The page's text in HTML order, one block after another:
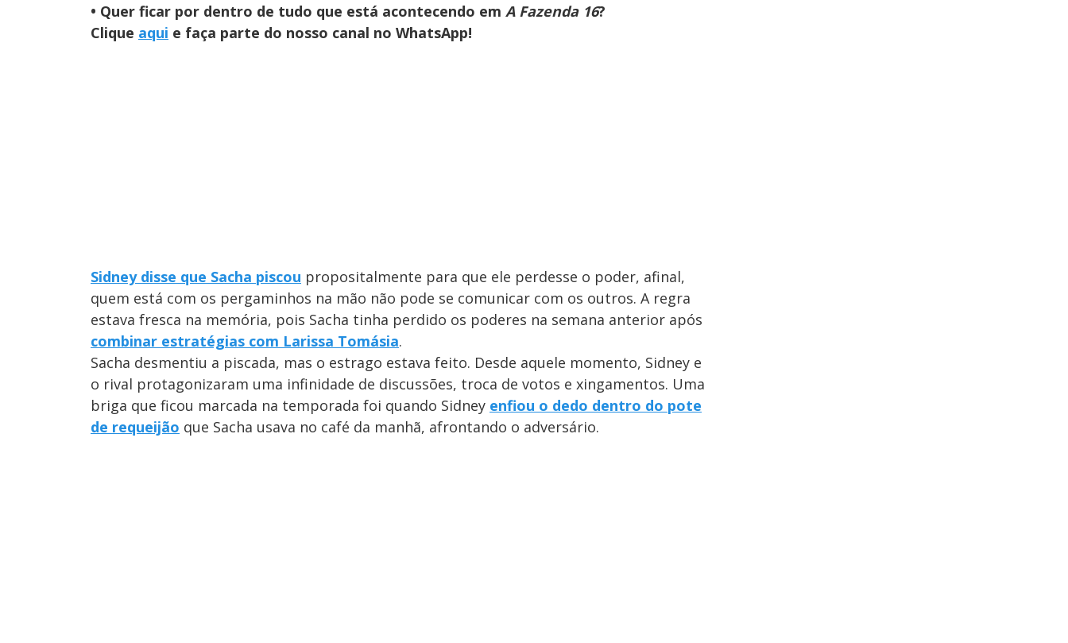
• Quer ficar por dentro de tudo que está acontecendo em A Fazenda 16?
Clique aqui e faça parte do nosso canal no WhatsApp!
Sidney disse que Sacha piscou propositalmente para que ele perdesse o poder, afinal,
quem está com os pergaminhos na mão não pode se comunicar com os outros. A regra
estava fresca na memória, pois Sacha tinha perdido os poderes na semana anterior após
combinar estratégias com Larissa Tomásia.
Sacha desmentiu a piscada, mas o estrago estava feito. Desde aquele momento, Sidney e
o rival protagonizaram uma infinidade de discussões, troca de votos e xingamentos. Uma
briga que ficou marcada na temporada foi quando Sidney enfiou o dedo dentro do pote
de requeijão que Sacha usava no café da manhã, afrontando o adversário.